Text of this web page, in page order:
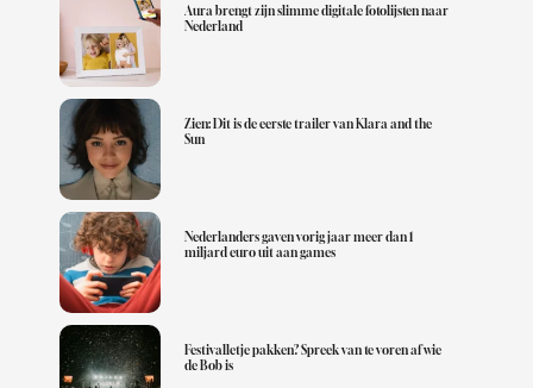
Aura brengt zijn slimme digitale fotolijsten naar
Nederland
Zien: Dit is de eerste trailer van Klara and the
Sun
Nederlanders gaven vorig jaar meer dan 1
miljard euro uit aan games
Festivalletje pakken? Spreek van te voren af wie
de Bob is